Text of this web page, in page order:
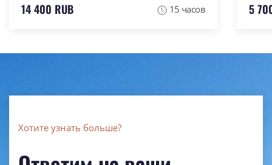
14 400 RUB 15 часов 5
Хотите узнать больше?